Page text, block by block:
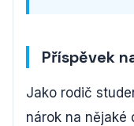
Příspěvek
Jako rodič
nárok na nějaké